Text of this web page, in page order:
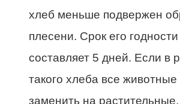
хлеб меньше подвержен
плесени. Срок его годности
составляет 5 дней. Если в
такого хлеба все
заменить на